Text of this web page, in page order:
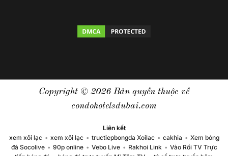
Copyright © 2026 Bản quyền thuộc về
condohotelsdubai.com
Liên kết
xem xôi lạc • xem xôi lạc • tructiepbongda Xoilac • cakhia • Xem bóng
đá Socolive • 90p online • Vebo Live • Rakhoi Link • Vào Rồi TV Trực